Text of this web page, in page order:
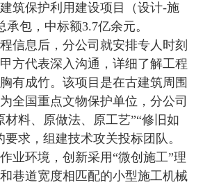
筑保护利用建设项目（设计-施
承包，中标额3.7亿余元。
息后，分公司就安排专人时刻
方代表深入沟通，详细了解工程
有成竹。该项目是在古建筑周围
全国重点文物保护单位，分公司
材料、原做法、原工艺”“修旧如
要求，组建技术攻关投标团队。
业环境，创新采用“微创施工”理
巷道宽度相匹配的小型施工机械